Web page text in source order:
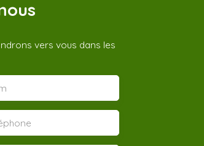
vers vous dans les